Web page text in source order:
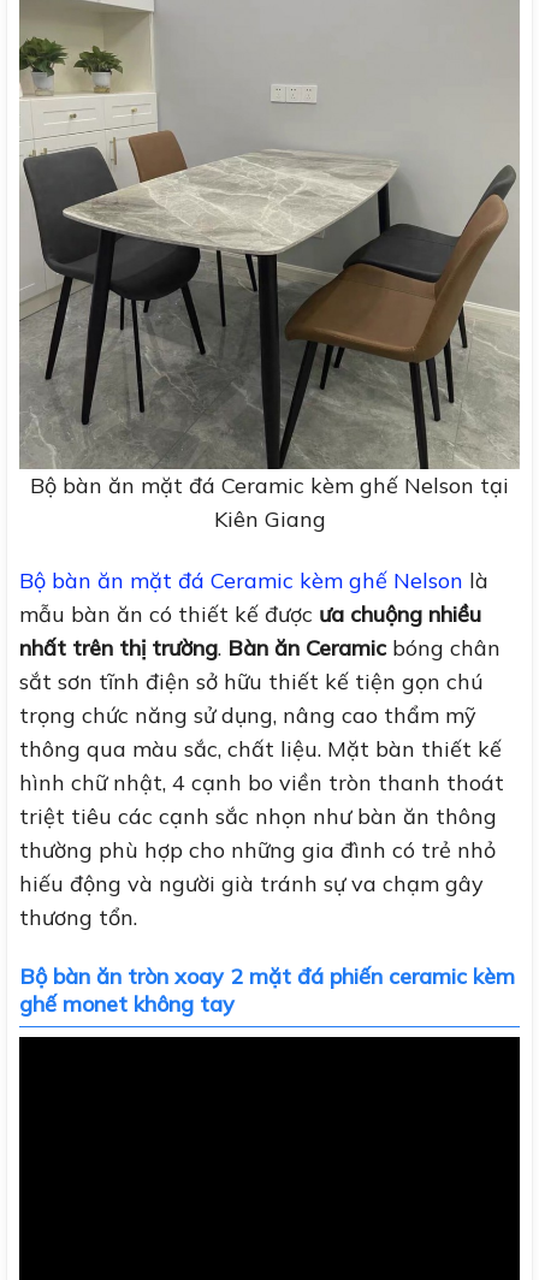
Bộ bàn ăn mặt đá Ceramic kèm ghế Nelson tại
Kiên Giang
Bộ bàn ăn mặt đá Ceramic kèm ghế Nelson là
mẫu bàn ăn có thiết kế được ưa chuộng nhiều
nhất trên thị trường. Bàn ăn Ceramicbóng chân
sắt sơn tĩnh điện sở hữu thiết kế tiện gọn chú
trọng chức năng sử dụng, nâng cao thẩm mỹ
thông qua màu sắc, chất liệu. Mặt bàn thiết kế
hình chữ nhật, 4 cạnh bo viền tròn thanh thoát
triệt tiêu các cạnh sắc nhọn như bàn ăn thông
thường phù hợp cho những gia đình có trẻ nhỏ
hiếu động và người già tránh sự va chạm gây
thương tổn.
Bộ bàn ăn tròn xoay 2 mặt đá phiến ceramic kèm
ghế monet không tay